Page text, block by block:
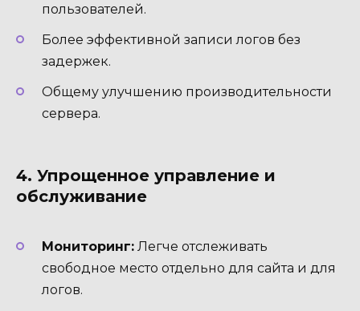
пользователей.
Более эффективной записи логов без
задержек.
Общему улучшению производительности
сервера.
4. Упрощенное управление и
обслуживание
Мониторинг: Легче отслеживать
свободное место отдельно для сайта и для
логов.